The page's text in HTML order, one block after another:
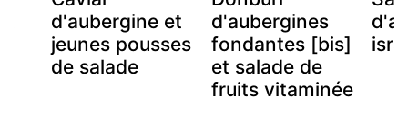
d'aubergine et
jeunes pousses
de salade
d'aubergines
fondantes [bis]
et salade de
fruits vitaminée